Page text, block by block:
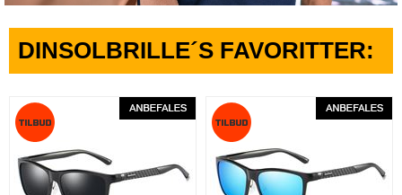
DINSOLBRILLE´S FAVORITTER: